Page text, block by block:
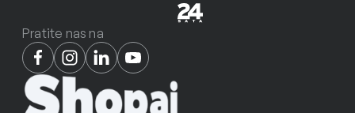
Pratite nas na